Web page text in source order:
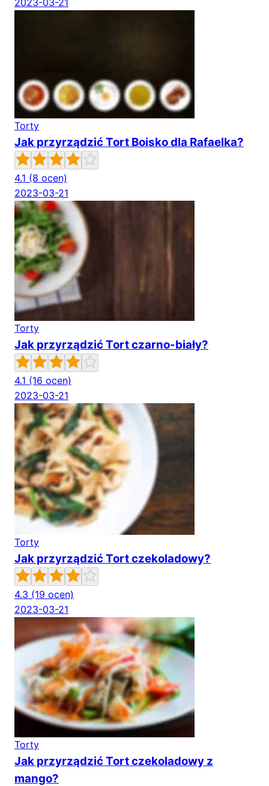
2023-03-21
Torty
Jak przyrządzić Tort Boisko dla Rafaelka?
4.1 (8 ocen)
2023-03-21
Torty
Jak przyrządzić Tort czarno-biały?
4.1 (16 ocen)
2023-03-21
Torty
Jak przyrządzić Tort czekoladowy?
4.3 (19 ocen)
2023-03-21
Torty
Jak przyrządzić Tort czekoladowy z
mango?